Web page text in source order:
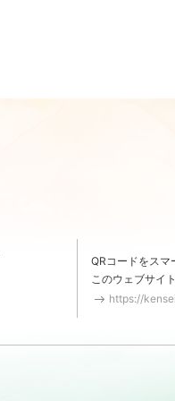
QRコードをスマ
このウェブサイ
https://